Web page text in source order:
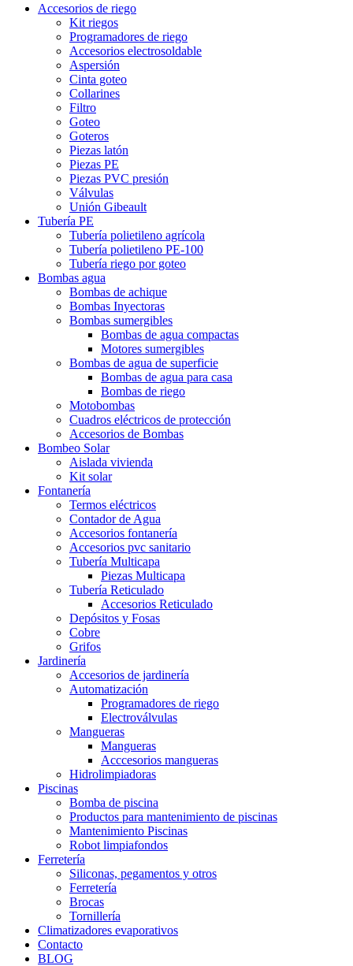
Accesorios de riego
Kit riegos
Programadores de riego
Accesorios electrosoldable
Aspersión
Cinta goteo
Collarines
Filtro
Goteo
Goteros
Piezas latón
Piezas PE
Piezas PVC presión
Válvulas
Unión Gibeault
Tubería PE
Tubería polietileno agrícola
Tubería polietileno PE-100
Tubería riego por goteo
Bombas agua
Bombas de achique
Bombas Inyectoras
Bombas sumergibles
Bombas de agua compactas
Motores sumergibles
Bombas de agua de superficie
Bombas de agua para casa
Bombas de riego
Motobombas
Cuadros eléctricos de protección
Accesorios de Bombas
Bombeo Solar
Aislada vivienda
Kit solar
Fontanería
Termos eléctricos
Contador de Agua
Accesorios fontanería
Accesorios pvc sanitario
Tubería Multicapa
Piezas Multicapa
Tubería Reticulado
Accesorios Reticulado
Depósitos y Fosas
Cobre
Grifos
Jardinería
Accesorios de jardinería
Automatización
Programadores de riego
Electroválvulas
Mangueras
Mangueras
Acccesorios mangueras
Hidrolimpiadoras
Piscinas
Bomba de piscina
Productos para mantenimiento de piscinas
Mantenimiento Piscinas
Robot limpiafondos
Ferretería
Siliconas, pegamentos y otros
Ferretería
Brocas
Tornillería
Climatizadores evaporativos
Contacto
BLOG